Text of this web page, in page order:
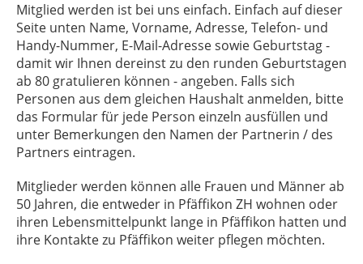
Mitglied werden ist bei uns einfach. Einfach auf dieser
Seite unten Name, Vorname, Adresse, Telefon- und
Handy-Nummer, E-Mail-Adresse sowie Geburtstag -
damit wir Ihnen dereinst zu den runden Geburtstagen
ab 80 gratulieren können - angeben. Falls sich
Personen aus dem gleichen Haushalt anmelden, bitte
das Formular für jede Person einzeln ausfüllen und
unter Bemerkungen den Namen der Partnerin / des
Partners eintragen.
Mitglieder werden können alle Frauen und Männer ab
50 Jahren, die entweder in Pfäffikon ZH wohnen oder
ihren Lebensmittelpunkt lange in Pfäffikon hatten und
ihre Kontakte zu Pfäffikon weiter pflegen möchten.